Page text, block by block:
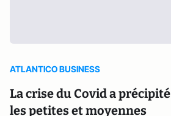
ATLANTICO BUSINESS
La crise du Covid a précipité
les petites et moyennes